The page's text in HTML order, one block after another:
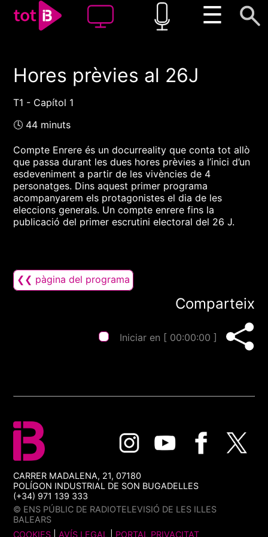
☰
00:00 00:00
Hores prèvies al 26J
T1 - Capítol 1
🕓 44 minuts
Compte Enrere és un docurreality que conta tot allò
que passa durant les dues hores prèvies a l’inici d’un
esdeveniment a partir de les vivències de 4
personatges. Dins aquest primer programa
acompanyarem els protagonistes el dia de les
eleccions generals. Un compte enrere fins la
publicació del primer escrutini electoral del 26 J.
❮❮ pàgina del programa
Comparteix
Iniciar en [ 00:00:00 ]
CARRER MADALENA, 21, 07180
POLÍGON INDUSTRIAL DE SON BUGADELLES
(+34) 971 139 333
© ENS PÚBLIC DE RADIOTELEVISIÓ DE LES ILLES
BALEARS
COOKIES
AVÍS LEGAL PORTAL PRIVACITAT